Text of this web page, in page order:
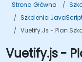
Strona Główna
Szkolenia
Vuetify.js - Plan
Vuetify.js -